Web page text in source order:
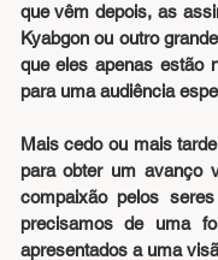
que vêm depois, as
Kyabgon ou outro
que eles apenas estão
para uma audiência
Mais cedo ou mais
para obter um avanço
compaixão pelos
precisamos de uma
apresentados a uma